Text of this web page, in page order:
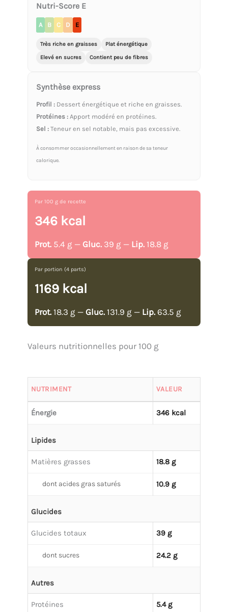
Nutri-Score E
A B C D E
Très riche en graisses
Plat énergétique
Elevé en sucres
Contient peu de fibres
Synthèse express
Profil : Dessert énergétique et riche en graisses.
Protéines : Apport modéré en protéines.
Sel : Teneur en sel notable, mais pas excessive.
À consommer occasionnellement en raison de sa teneur
calorique.
Par 100 g de recette
346 kcal
Prot. 5.4 g — Gluc. 39 g — Lip. 18.8 g
Par portion (4 parts)
1169 kcal
Prot. 18.3 g — Gluc. 131.9 g — Lip. 63.5 g
Valeurs nutritionnelles pour 100 g
NUTRIMENT VALEUR
Énergie 346 kcal
Lipides
Matières grasses 18.8 g
dont acides gras saturés 10.9 g
Glucides
Glucides totaux 39 g
dont sucres 24.2 g
Autres
Protéines 5.4 g